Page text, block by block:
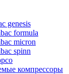
genesis
formula
micron
spinn
компрессоры